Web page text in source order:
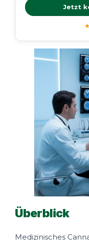
Jetzt
Überblick
Medizinisches